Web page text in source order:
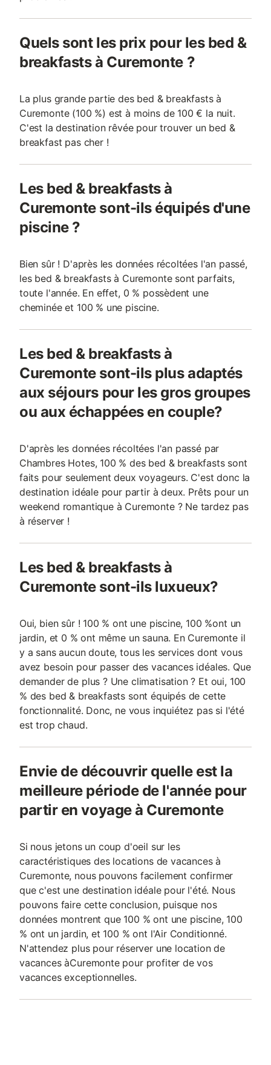
Quels sont les prix pour les bed &
breakfasts à Curemonte ?
La plus grande partie des bed & breakfasts à
Curemonte (100 %) est à moins de 100 € la nuit.
C'est la destination rêvée pour trouver un bed &
breakfast pas cher !
Les bed & breakfasts à
Curemonte sont-ils équipés d'une
piscine ?
Bien sûr ! D'après les données récoltées l'an passé,
les bed & breakfasts à Curemonte sont parfaits,
toute l'année. En effet, 0 % possèdent une
cheminée et 100 % une piscine.
Les bed & breakfasts à
Curemonte sont-ils plus adaptés
aux séjours pour les gros groupes
ou aux échappées en couple?
D'après les données récoltées l'an passé par
Chambres Hotes, 100 % des bed & breakfasts sont
faits pour seulement deux voyageurs. C'est donc la
destination idéale pour partir à deux. Prêts pour un
weekend romantique à Curemonte ? Ne tardez pas
à réserver !
Les bed & breakfasts à
Curemonte sont-ils luxueux?
Oui, bien sûr ! 100 % ont une piscine, 100 %ont un
jardin, et 0 % ont même un sauna. En Curemonte il
y a sans aucun doute, tous les services dont vous
avez besoin pour passer des vacances idéales. Que
demander de plus ? Une climatisation ? Et oui, 100
% des bed & breakfasts sont équipés de cette
fonctionnalité. Donc, ne vous inquiétez pas si l'été
est trop chaud.
Envie de découvrir quelle est la
meilleure période de l'année pour
partir en voyage à Curemonte
Si nous jetons un coup d'oeil sur les
caractéristiques des locations de vacances à
Curemonte, nous pouvons facilement confirmer
que c'est une destination idéale pour l'été. Nous
pouvons faire cette conclusion, puisque nos
données montrent que 100 % ont une piscine, 100
% ont un jardin, et 100 % ont l'Air Conditionné.
N'attendez plus pour réserver une location de
vacances àCuremonte pour profiter de vos
vacances exceptionnelles.